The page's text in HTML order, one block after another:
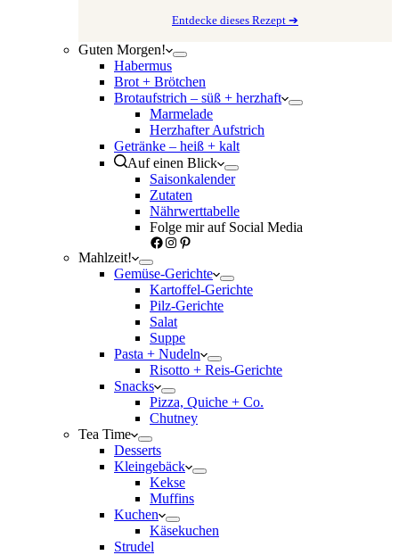
Entdecke dieses Rezept ➔
Guten Morgen!
Habermus
Brot + Brötchen
Brotaufstrich – süß + herzhaft
Marmelade
Herzhafter Aufstrich
Getränke – heiß + kalt
Auf einen Blick
Saisonkalender
Zutaten
Nährwerttabelle
Folge mir auf Social Media
Facebook
Instagram
Pinterest
Mahlzeit!
Gemüse-Gerichte
Kartoffel-Gerichte
Pilz-Gerichte
Salat
Suppe
Pasta + Nudeln
Risotto + Reis-Gerichte
Snacks
Pizza, Quiche + Co.
Chutney
Tea Time
Desserts
Kleingebäck
Kekse
Muffins
Kuchen
Käsekuchen
Strudel